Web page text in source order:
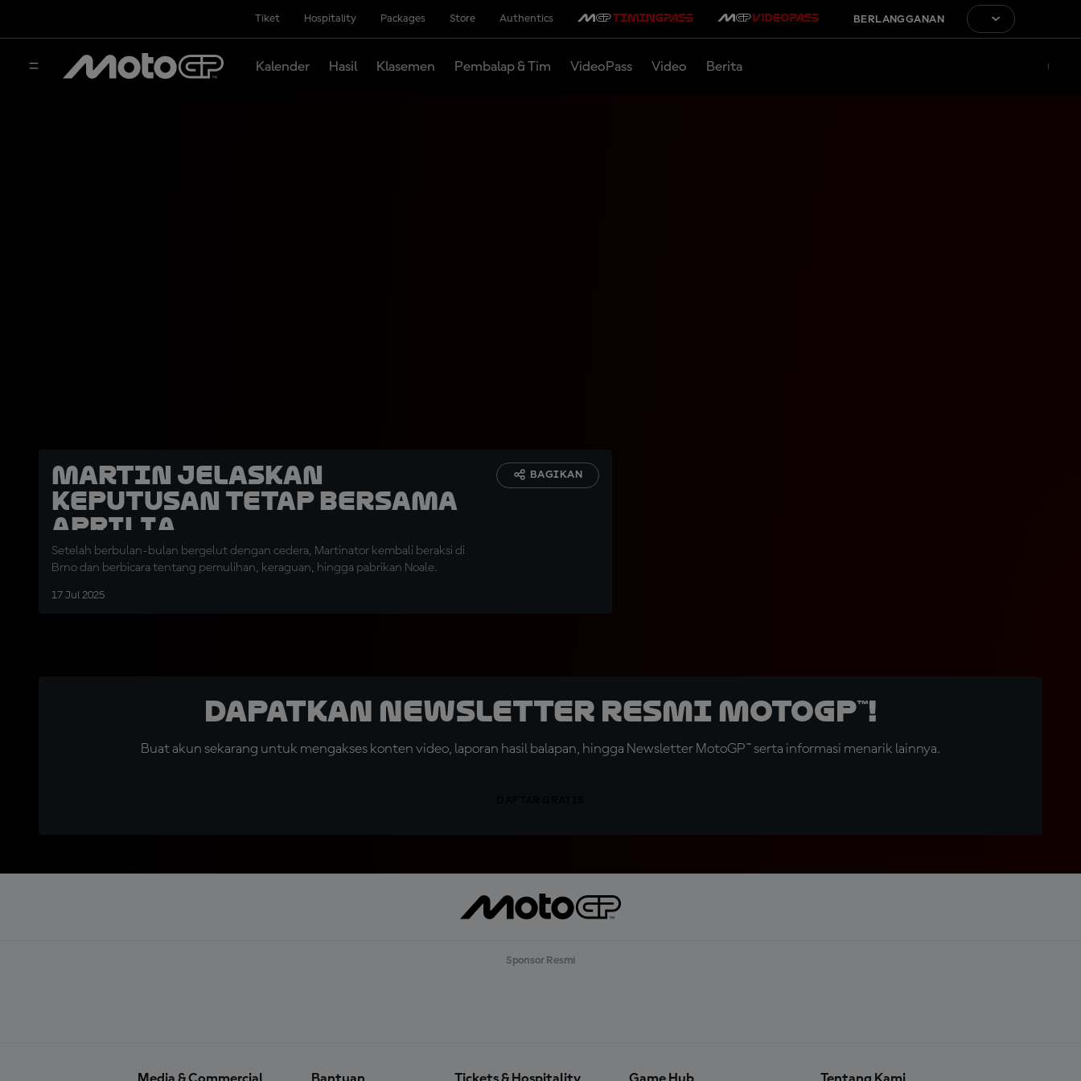
Tiket Hospitality Packages Store Authentics BERLANGGANAN
Kalender Hasil Klasemen Pembalap & Tim VideoPass Video Berita
Martin Jelaskan
Keputusan Tetap bersama
Aprilia
Setelah berbulan-bulan bergelut dengan cedera, Martinator kembali beraksi di
Brno dan berbicara tentang pemulihan, keraguan, hingga pabrikan Noale.
17 Jul 2025
BAGIKAN
Dapatkan Newsletter Resmi MotoGP™!
Buat akun sekarang untuk mengakses konten video, laporan hasil balapan, hingga Newsletter MotoGP™ serta informasi menarik lainnya.
Sponsor Resmi